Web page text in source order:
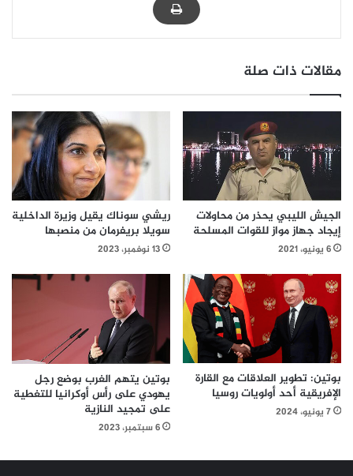
مقالات ذات صلة
الجيش الليبي يحذر من محاولات
إيجاد جهاز مواز للقوات المسلحة
6 يونيو، 2021
ريشي سوناك يقيل وزيرة الداخلية
سويلا بريفرمان من منصبها
13 نوفمبر، 2023
بوتين: تطوير العلاقات مع القارة
الإفريقية أحد أولويات روسيا
7 يونيو، 2024
بوتين يتهم الغرب بوضع رجل
يهودي على رأس أوكرانيا للتغطية
على تمجيد النازية
6 سبتمبر، 2023